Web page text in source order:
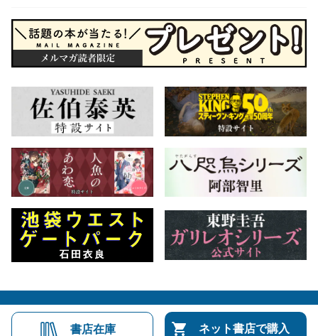
書店在庫 ネット書店で購入
会社概要 自費出版のご案内 お問合せ
株式会社文藝春秋 Number Web CREA WEB